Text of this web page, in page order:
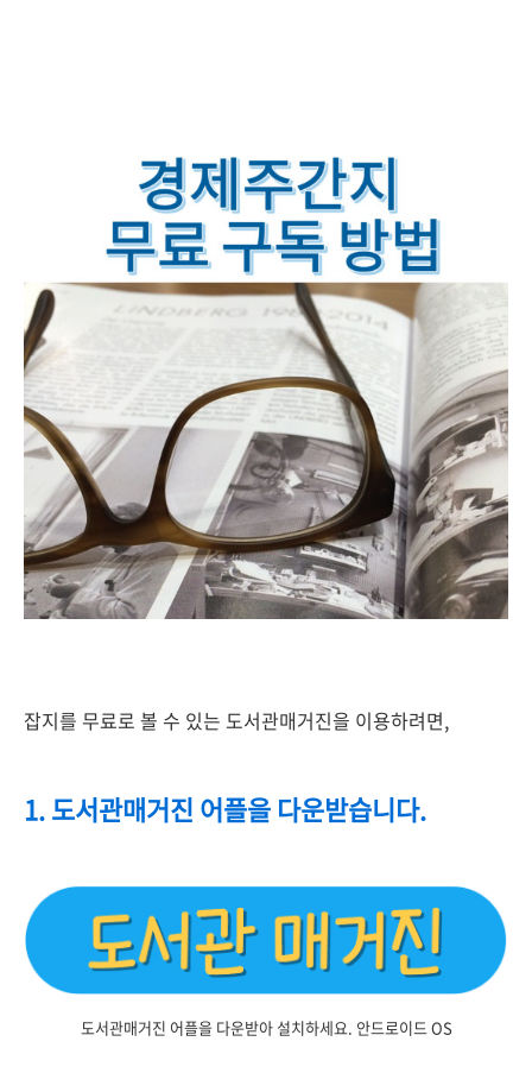
잡지를 무료로 볼 수 있는 도서관매거진을 이용하려면,
1. 도서관매거진 어플을 다운받습니다.
도서관매거진 어플을 다운받아 설치하세요. 안드로이드 OS